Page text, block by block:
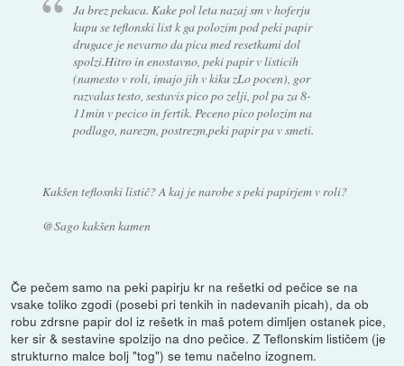
Ja brez pekaca. Kake pol leta nazaj sm v hoferju
kupu se teflonski list k ga polozim pod peki papir
drugace je nevarno da pica med resetkami dol
spolzi.Hitro in enostavno, peki papir v listicih
(namesto v roli, imajo jih v kiku zLo pocen), gor
razvalas testo, sestavis pico po zelji, pol pa za 8-
11min v pecico in fertik. Peceno pico polozim na
podlago, narezm, postrezm,peki papir pa v smeti.
Kakšen teflosnki listič? A kaj je narobe s peki papirjem v roli?
@Sago kakšen kamen
Če pečem samo na peki papirju kr na rešetki od pečice se na
vsake toliko zgodi (posebi pri tenkih in nadevanih picah), da ob
robu zdrsne papir dol iz rešetk in maš potem dimljen ostanek pice,
ker sir & sestavine spolzijo na dno pečice. Z Teflonskim lističem (je
strukturno malce bolj "tog") se temu načelno izognem.